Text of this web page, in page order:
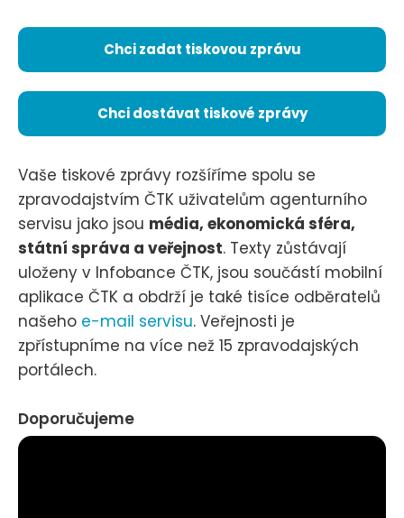
Chci zadat tiskovou zprávu
Chci dostávat tiskové zprávy
Vaše tiskové zprávy rozšíříme spolu se
zpravodajstvím ČTK uživatelům agenturního
servisu jako jsou média, ekonomická sféra,
státní správa a veřejnost. Texty zůstávají
uloženy v Infobance ČTK, jsou součástí mobilní
aplikace ČTK a obdrží je také tisíce odběratelů
našeho e-mail servisu. Veřejnosti je
zpřístupníme na více než 15 zpravodajských
portálech.
Doporučujeme